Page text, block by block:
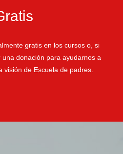
gratis en los cursos o, si
donación para ayudarnos a
visión de Escuela de padres.